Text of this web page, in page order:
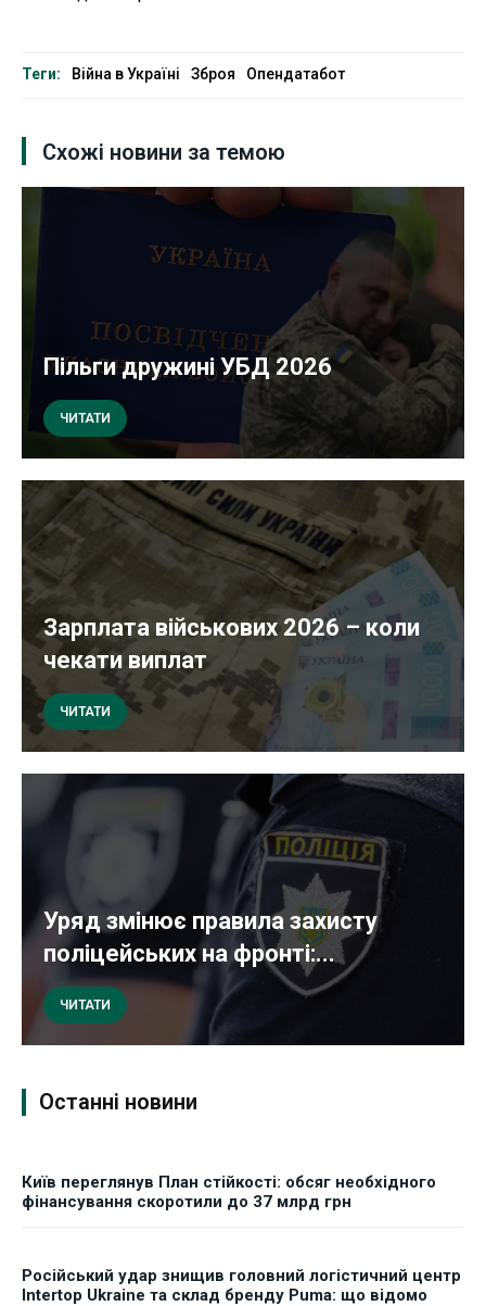
Теги: Війна в Україні Зброя Опендатабот
Схожі новини за темою
Пільги дружині УБД 2026
ЧИТАТИ
Зарплата військових 2026 – коли
чекати виплат
ЧИТАТИ
Уряд змінює правила захисту
поліцейських на фронті:...
ЧИТАТИ
Останні новини
Київ переглянув План стійкості: обсяг необхідного
фінансування скоротили до 37 млрд грн
Російський удар знищив головний логістичний центр
Intertop Ukraine та склад бренду Puma: що відомо